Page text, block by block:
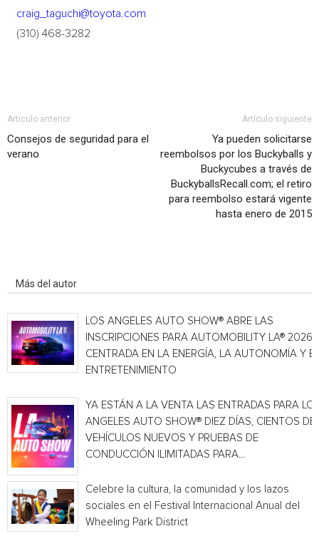
craig_taguchi@toyota.com
(310) 468-3282
Artículo anterior
Consejos de seguridad para el
verano
Artículo siguiente
Ya pueden solicitarse
reembolsos por los Buckyballs y
Buckycubes a través de
BuckyballsRecall.com; el retiro
para reembolso estará vigente
hasta enero de 2015
Más del autor
LOS ANGELES AUTO SHOW® ABRE LAS
INSCRIPCIONES PARA AUTOMOBILITY LA® 2026,
CENTRADA EN LA ENERGÍA, LA AUTONOMÍA Y EL
ENTRETENIMIENTO
YA ESTÁN A LA VENTA LAS ENTRADAS PARA
ANGELES AUTO SHOW® DIEZ DÍAS, CIENTOS DE
VEHÍCULOS NUEVOS Y PRUEBAS DE
CONDUCCIÓN ILIMITADAS PARA...
Celebre la cultura, la comunidad y los lazos
sociales en el Festival Internacional Anual del
Wheeling Park District